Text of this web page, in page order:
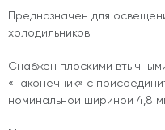
Предназначен для
холодильников.
Снабжен плоскими
«наконечник» с
номинальной шириной 4,8